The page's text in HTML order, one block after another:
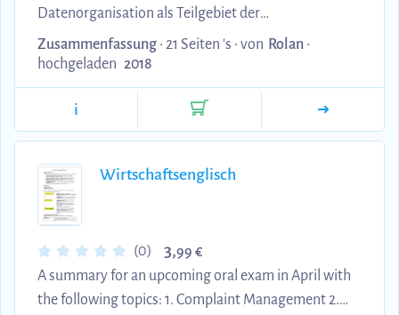
Datenorganisation als Teilgebiet der
Wirtschaftsinformatik: 1. Einleitung (Probleme bei
der Datenspeicherung, Ziele der
Datenorganisation, Einteilung der Daten,
Grundbegriffe) 2. Konventionelle
Datenorganisation (Datenformen, Sequentielle
Speicherung, Index-sequentielle Speicherung,
Index-verkettete Speicherung, Indizierte
Speicherung über Binärbäume, gestreute
Speicherung) 3. Modelle zur Beschreibu...
Zusammenfassung • 21 Seiten 's • von Rolan •
hochgeladen 2018
i
Wirtschaftsenglisch
(0) 3,99 €
A summary for an upcoming oral exam in April with
the following topics: 1. Complaint Management 2.